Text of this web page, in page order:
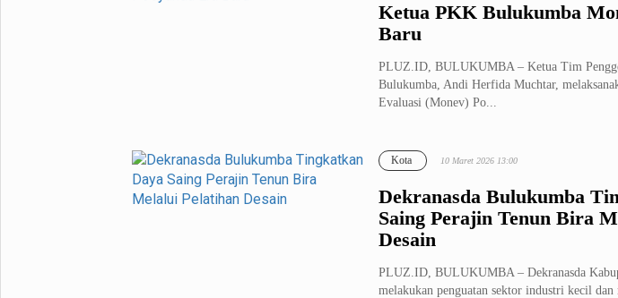
Ketua PKK Bulukumba
Baru
PLUZ.ID, BULUKUMBA – Ketua Tim
Bulukumba, Andi Herfida Muchtar,
Evaluasi (Monev) Po...
Dekranasda Bulukumba
Saing Perajin Tenun Bira
Desain
Kota 10 Maret 2026 13:00
PLUZ.ID, BULUKUMBA – Dekranasda
melakukan penguatan sektor industri kecil dan